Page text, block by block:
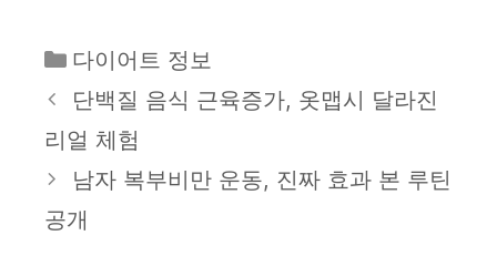
카
테
리
다이어트 정보
단백질 음식 근육증가, 옷맵시 달라진
리얼 체험
남자 복부비만 운동, 진짜 효과 본 루틴
공개